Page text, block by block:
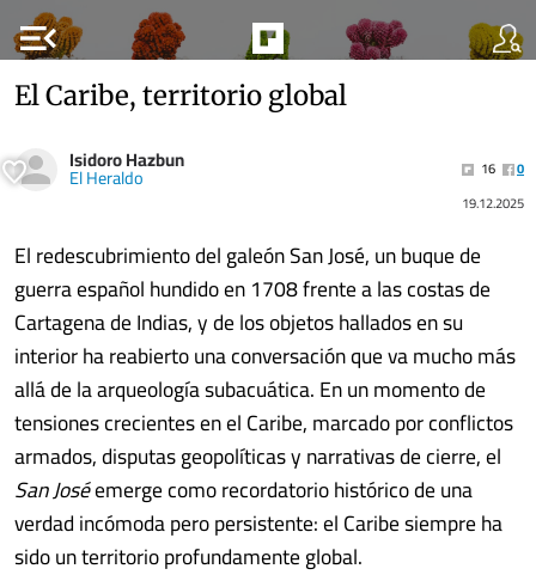
menu_open
El Caribe, territorio global
Isidoro Hazbun
El Heraldo 16
0
19.12.2025
El redescubrimiento del galeón San José, un buque de
guerra español hundido en 1708 frente a las costas de
Cartagena de Indias, y de los objetos hallados en su
interior ha reabierto una conversación que va mucho más
allá de la arqueología subacuática. En un momento de
tensiones crecientes en el Caribe, marcado por conflictos
armados, disputas geopolíticas y narrativas de cierre, el
San Joséemerge como recordatorio histórico de una
verdad incómoda pero persistente: el Caribe siempre ha
sido un territorio profundamente global.